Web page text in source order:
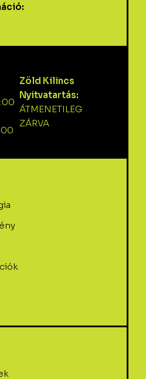
Zöld Kilincs
Nyitvatartás:
ÁTMENETILEG
ZÁRVA